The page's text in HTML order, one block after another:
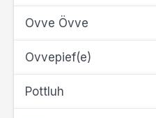
Ovve Övve
Ovvepief(e)
Pottluh